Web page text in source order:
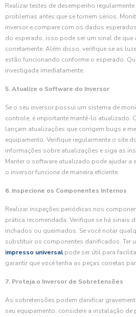
Realizar testes de desempenho
problemas antes que se tornem sérios.
inversor e compare com os dados
do esperado, isso pode ser um sinal de
corretamente. Além disso, verifique se as
estão funcionando conforme o esperado.
investigada imediatamente.
5. Atualize o Software do Inversor
Se o seu inversor possui um sistema de
controle, é importante mantê-lo atualizado.
lançam atualizações que corrigem bugs e
equipamento. Verifique regularmente o site
informações sobre atualizações e siga as
Manter o software atualizado pode ajudar a
o inversor funcione de maneira eficiente.
6. Inspecione os Componentes Internos
Realizar inspeções periódicas nos
prática recomendada. Verifique se há sinais
inchados ou queimados. Se você notar
substituir os componentes danificados. Ter
impresso universal pode ser útil para
garantir que você tenha as peças corretas
7. Proteja o Inversor de Sobretensões
As sobretensões podem danificar
seu equipamento, considere a instalação